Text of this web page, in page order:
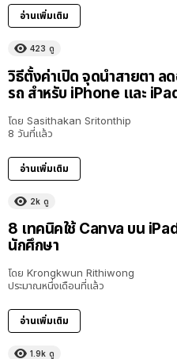
อ่านเพิ่มเติม
423 ดู
วิธีตั้งค่าเปิด จุดนำสายตา ล
รถ สำหรับ iPhone และ
โดย Sasithakan Sritonthip
8 วันที่แล้ว
อ่านเพิ่มเติม
2k ดู
8 เทคนิคใช้ Canva บน
นักศึกษา
โดย Krongkwun Rithiwong
ประมาณหนึ่งเดือนที่แล้ว
อ่านเพิ่มเติม
1.9k ดู